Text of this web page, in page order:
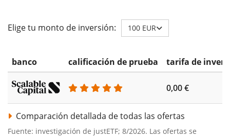
Elige tu monto de inversión: 100 EUR
banco calificación de prueba tarifa de
0,00 €
Comparación detallada de todas las ofertas
Fuente: investigación de justETF; 8/2026. Las ofertas se